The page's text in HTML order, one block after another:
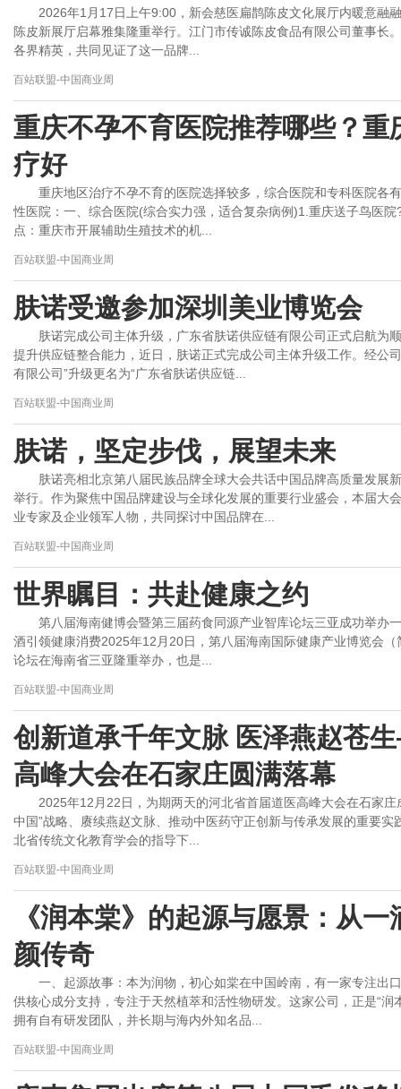
2026年1月17日上午9:00，新会慈医扁鹊陈皮文化展厅内暖意融
陈皮新展厅启幕雅集隆重举行。江门市传诚陈皮食品有限公司董事长
各界精英，共同见证了这一品牌...
百站联盟-中国商业周
重庆不孕不育医院推荐哪些？
疗好
重庆地区治疗不孕不育的医院选择较多，综合医院和专科医院各
性医院：一、综合医院(综合实力强，适合复杂病例)1.重庆送子鸟医
点：重庆市开展辅助生殖技术的机...
百站联盟-中国商业周
肤诺受邀参加深圳美业博览会
肤诺完成公司主体升级，广东省肤诺供应链有限公司正式启航为
提升供应链整合能力，近日，肤诺正式完成公司主体升级工作。经公
有限公司”升级更名为“广东省肤诺供应链...
百站联盟-中国商业周
肤诺，坚定步伐，展望未来
肤诺亮相北京第八届民族品牌全球大会共话中国品牌高质量发展
举行。作为聚焦中国品牌建设与全球化发展的重要行业盛会，本届大
业专家及企业领军人物，共同探讨中国品牌在...
百站联盟-中国商业周
世界瞩目：共赴健康之约
第八届海南健博会暨第三届药食同源产业智库论坛三亚成功举办
酒引领健康消费2025年12月20日，第八届海南国际健康产业博览会
论坛在海南省三亚隆重举办，也是...
百站联盟-中国商业周
创新道承千年文脉 医泽燕赵苍
高峰大会在石家庄圆满落幕
2025年12月22日，为期两天的河北省首届道医高峰大会在石家
中国”战略、赓续燕赵文脉、推动中医药守正创新与传承发展的重要实
北省传统文化教育学会的指导下...
百站联盟-中国商业周
《润本棠》的起源与愿景：从
颜传奇
一、起源故事：本为润物，初心如棠在中国岭南，有一家专注出
供核心成分支持，专注于天然植萃和活性物研发。这家公司，正是“
拥有自有研发团队，并长期与海内外知名品...
百站联盟-中国商业周